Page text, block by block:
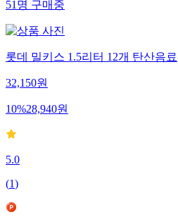
51명구매중
롯데 밀키스 1.5리터 12개 탄산음료
32,150원
10%28,940원
5.0
(1)